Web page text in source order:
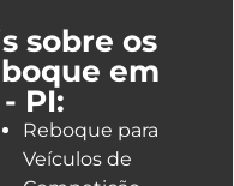
sobre os
em
PI:
Reboque para
Veículos de